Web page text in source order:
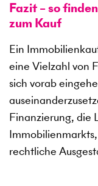
Fazit – so
zum Kauf
Ein
eine Vielzahl von
sich vorab
Finanzierung, die
rechtliche